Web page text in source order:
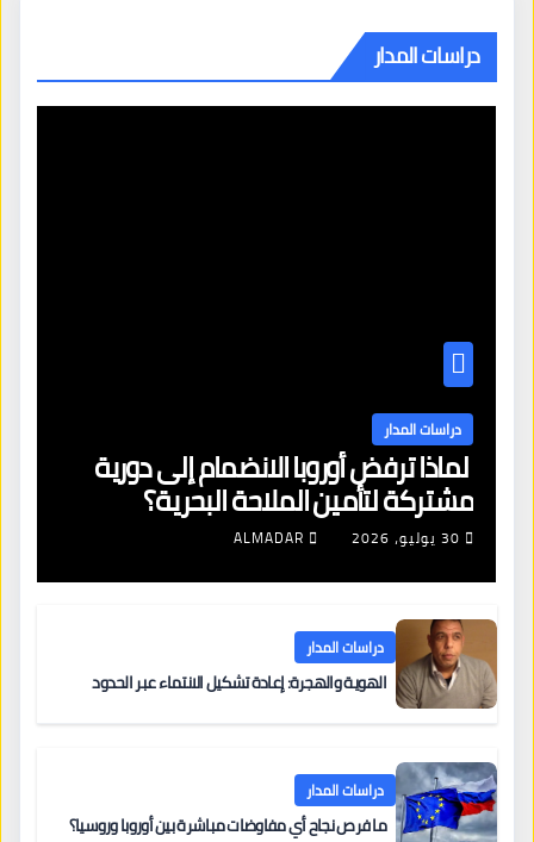
دراسات المدار
دراسات المدار
لماذا ترفض أوروبا الانضمام إلى دورية
مشتركة لتأمين الملاحة البحرية؟
30 يوليو، 2026 ALMADAR
دراسات المدار
الهوية والهجرة: إعادة تشكيل الانتماء عبر الحدود
دراسات المدار
ما فرص نجاح أي مفاوضات مباشرة بين أوروبا وروسيا؟